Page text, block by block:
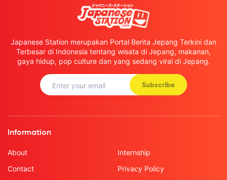
Japanese Station merupakan Portal Berita Jepang Terkini dan
Terbesar di Indonesia tentang wisata di Jepang, makanan,
gaya hidup, pop culture dan yang sedang viral di Jepang.
Subscribe
Information
About
Contact
Internship
Privacy Policy